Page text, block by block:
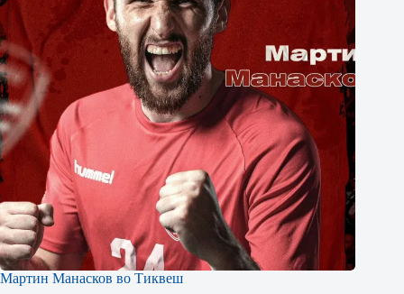
Мартин Манасков во Тиквеш